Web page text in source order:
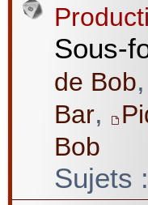
Sous-
de Bob,
Bar,
Bob
Sujets :